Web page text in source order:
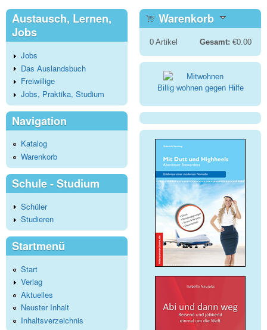
Austausch, Lernen,
Jobs
Jobs
Das Auslandsbuch
Freiwillige
Jobs, Praktika, Studium
Navigation
Katalog
Warenkorb
Schule - Studium
Schüler
Studieren
Startmenü
Start
Verlag
Aktuelles
Neuster Inhalt
Inhaltsverzeichnis
Warenkorb
0Artikel Gesamt: €0.00
Billig wohnen gegen Hilfe